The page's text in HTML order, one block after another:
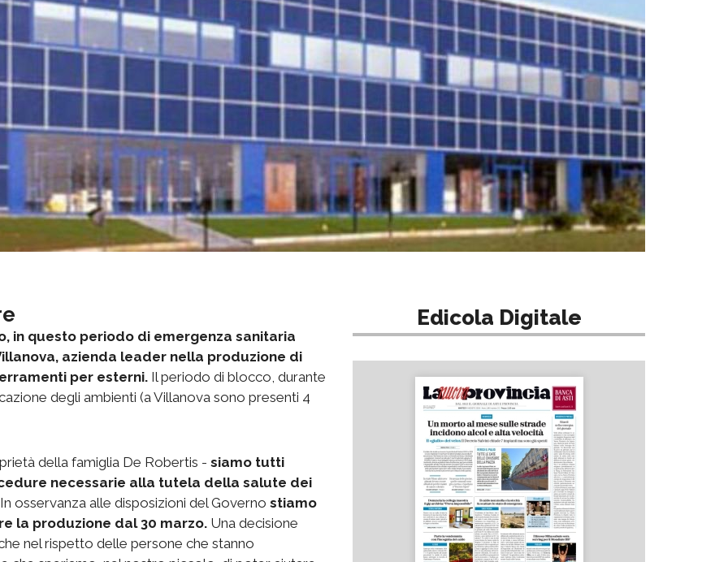
in questo periodo di emergenza sanitaria
azienda leader nella produzione di
per esterni. Il periodo di blocco, durante
degli ambienti (a Villanova sono presenti 4
della famiglia De Robertis - siamo tutti
necessarie alla tutela della salute dei
In osservanza alle disposizioni del Governo stiamo
la produzione dal 30 marzo. Una decisione
nel rispetto delle persone che stanno
Edicola Digitale